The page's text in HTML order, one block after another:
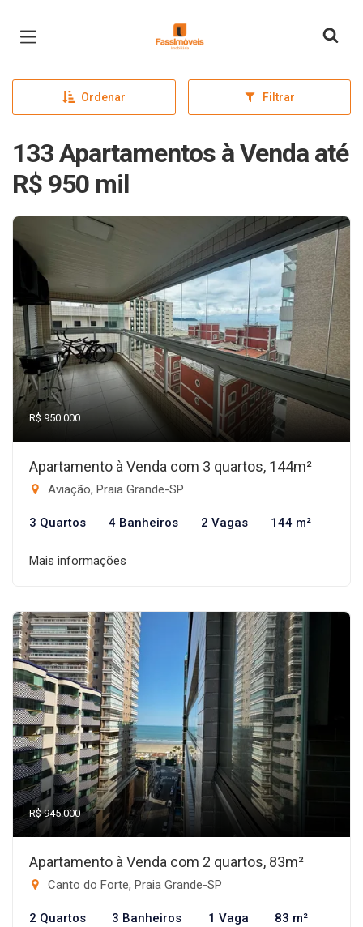
Página inicial
Ordenar Filtrar
133 Apartamentos à Venda até
R$ 950 mil
R$ 950.000
Apartamento à Venda com 3 quartos, 144m²
Aviação, Praia Grande-SP
3 Quartos 4 Banheiros 2 Vagas 144 m²
Mais informações
R$ 945.000
Apartamento à Venda com 2 quartos, 83m²
Canto do Forte, Praia Grande-SP
2 Quartos 3 Banheiros 1 Vaga 83 m²